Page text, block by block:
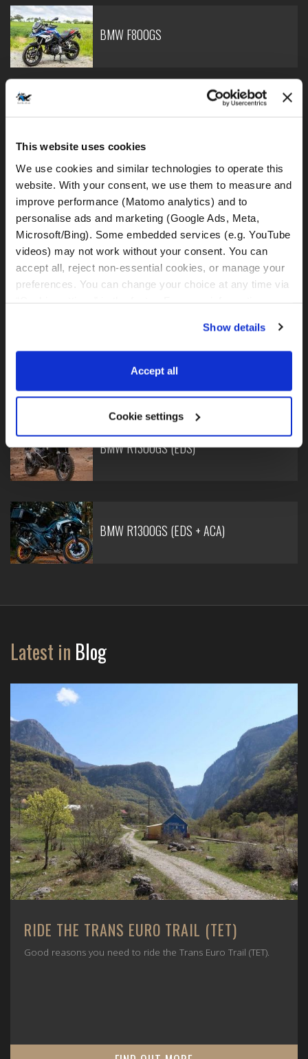
This website uses cookies
We use cookies and similar technologies to operate this
website. With your consent, we use them to measure and
improve performance (Matomo analytics) and to
personalise ads and marketing (Google Ads, Meta,
Microsoft/Bing). Some embedded services (e.g. YouTube
videos) may not work without your consent. You can
accept all, reject non-essential cookies, or manage your
preferences. You can change your choice at any time via
Show details
Accept all
Cookie settings
BMW F800GS
BMW F900GS Adventure
BMW R1250GS - bajo
BMW R1250GS
BMW R1300GS (EDS)
BMW R1300GS (EDS + ACA)
Latest in Blog
RIDE THE TRANS EURO TRAIL (TET)
Good reasons you need to ride the Trans Euro Trail (TET).